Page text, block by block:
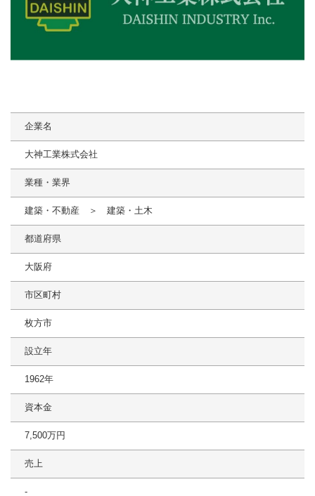
企業名
大神工業株式会社
業種・業界
建築・不動産 ＞ 建築・土木
都道府県
大阪府
市区町村
枚方市
設立年
1962年
資本金
7,500万円
売上
-